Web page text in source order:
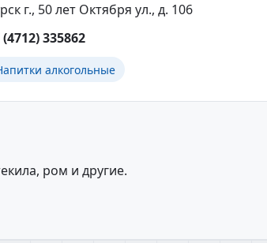
г., 50 лет Октября ул., д. 106
(4712) 335862
алкогольные
ром и другие.